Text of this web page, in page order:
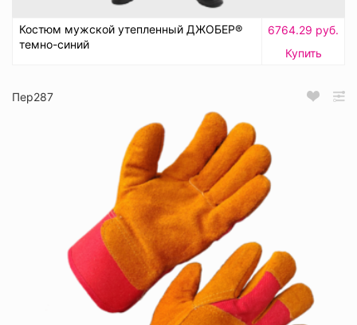
Костюм мужской утепленный ДЖОБЕР®
темно-синий
6764.29 руб.
Купить
Пер287